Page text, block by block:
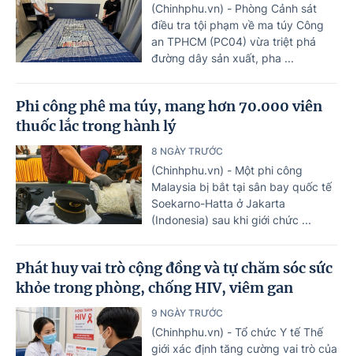
(Chinhphu.vn) - Phòng Cảnh sát
điều tra tội phạm về ma túy Công
an TPHCM (PC04) vừa triệt phá
đường dây sản xuất, pha ...
Phi công phê ma túy, mang hơn 70.000 viên
thuốc lắc trong hành lý
8 NGÀY TRƯỚC
(Chinhphu.vn) - Một phi công
Malaysia bị bắt tại sân bay quốc tế
Soekarno-Hatta ở Jakarta
(Indonesia) sau khi giới chức ...
Phát huy vai trò cộng đồng và tự chăm sóc sức
khỏe trong phòng, chống HIV, viêm gan
9 NGÀY TRƯỚC
(Chinhphu.vn) - Tổ chức Y tế Thế
giới xác định tăng cường vai trò của